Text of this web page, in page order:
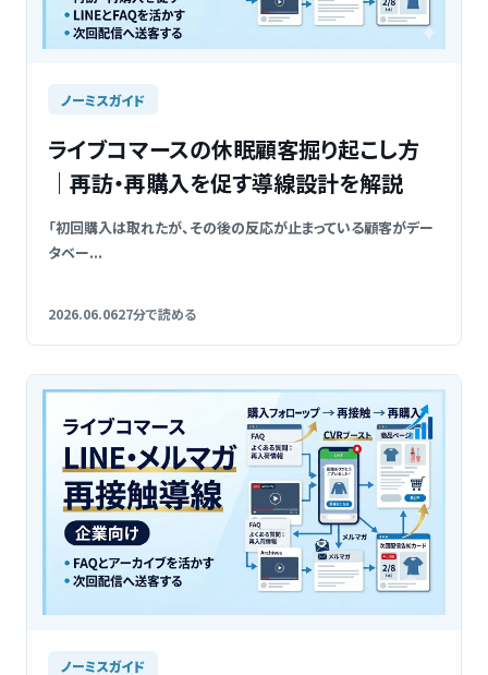
ノーミスガイド
ライブコマースの休眠顧客掘り起こし方
｜再訪・再購入を促す導線設計を解説
「初回購入は取れたが、その後の反応が止まっている顧客がデー
タベー...
2026.06.0627分で読める
ノーミスガイド